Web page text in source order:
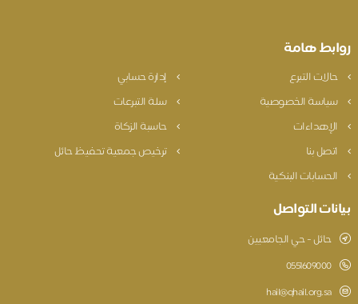
هامة
حالات التبرع
إدارة حسابي
سياسة الخصوصية
سلة التبرعات
الإهداءات
حاسبة الزكاة
اتصل بنا
ترخيص جمعية تحفيظ حائل
الحسابات البنكية
التواصل
حائل - حي الجامعيين
0551609000
hail@qhail.org.sa